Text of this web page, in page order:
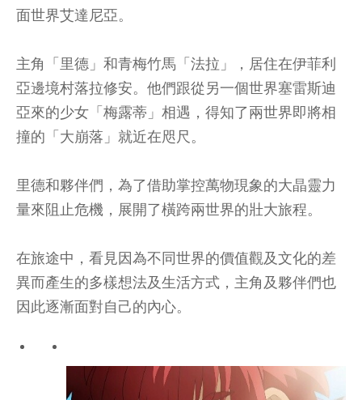
面世界艾達尼亞。
主角「里德」和青梅竹馬「法拉」，居住在伊菲利
亞邊境村落拉修安。他們跟從另一個世界塞雷斯迪
亞來的少女「梅露蒂」相遇，得知了兩世界即將相
撞的「大崩落」就近在咫尺。
里德和夥伴們，為了借助掌控萬物現象的大晶靈力
量來阻止危機，展開了橫跨兩世界的壯大旅程。
在旅途中，看見因為不同世界的價值觀及文化的差
異而產生的多樣想法及生活方式，主角及夥伴們也
因此逐漸面對自己的內心。